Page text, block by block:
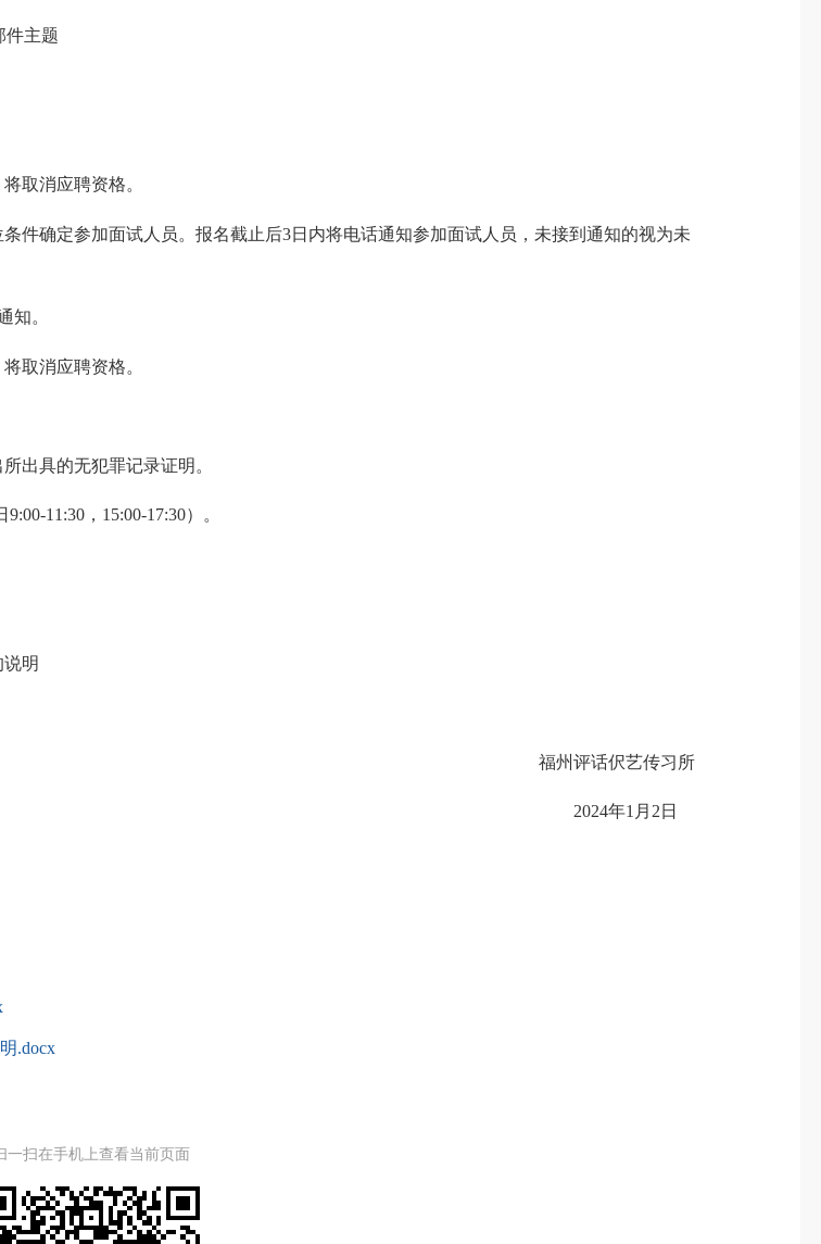
件主题
取消应聘资格。
确定参加面试人员。报名截止后3日内将电话通知参加面试人员，未接到通知的视为未
知。
取消应聘资格。
出具的无犯罪记录证明。
11:30，15:00-17:30）。
明
福州评话伬艺传习所
2024年1月2日
.docx
一扫在手机上查看当前页面